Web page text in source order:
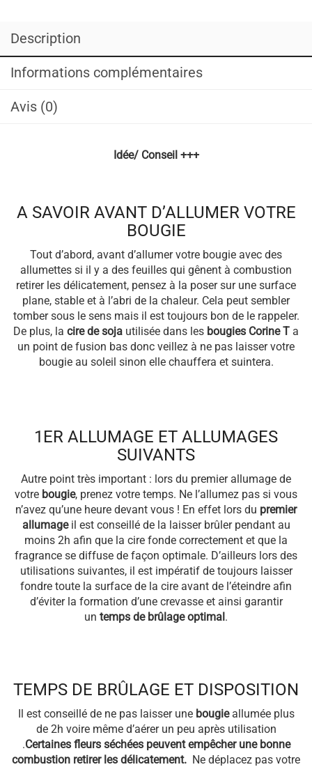
Description
Informations complémentaires
Avis (0)
Idée/ Conseil +++
A SAVOIR AVANT D’ALLUMER VOTRE
BOUGIE
Tout d’abord, avant d’allumer votre bougie avec des
allumettes si il y a des feuilles qui gênent à combustion
retirer les délicatement, pensez à la poser sur une surface
plane, stable et à l’abri de la chaleur. Cela peut sembler
tomber sous le sens mais il est toujours bon de le rappeler.
De plus, la cire de soja utilisée dans les bougies Corine T a
un point de fusion bas donc veillez à ne pas laisser votre
bougie au soleil sinon elle chauffera et suintera.
1ER ALLUMAGE ET ALLUMAGES
SUIVANTS
Autre point très important : lors du premier allumage de
votre bougie, prenez votre temps. Ne l’allumez pas si vous
n’avez qu’une heure devant vous ! En effet lors du premier
allumageil est conseillé de la laisser brûler pendant au
moins 2h afin que la cire fonde correctement et que la
fragrance se diffuse de façon optimale. D’ailleurs lors des
utilisations suivantes, il est impératif de toujours laisser
fondre toute la surface de la cire avant de l’éteindre afin
d’éviter la formation d’une crevasse et ainsi garantir
un temps de brûlage optimal.
TEMPS DE BRÛLAGE ET DISPOSITION
Il est conseillé de ne pas laisser une bougieallumée plus
de 2h voire même d’aérer un peu après utilisation
.Certaines fleurs séchées peuvent empêcher une bonne
combustion retirer les délicatement. Ne déplacez pas votre